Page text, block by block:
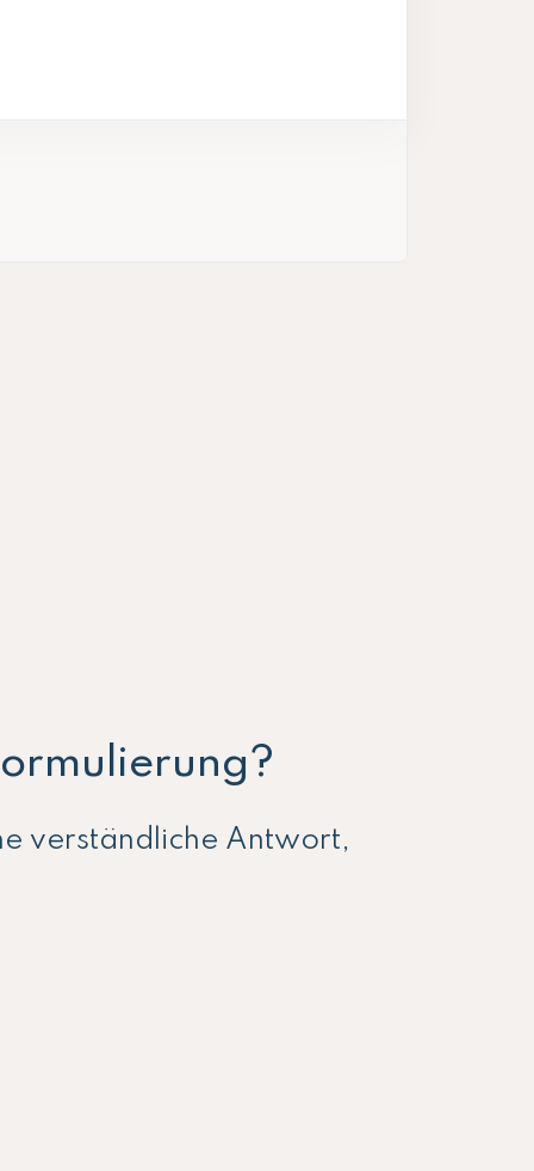
verständliche Antwort,